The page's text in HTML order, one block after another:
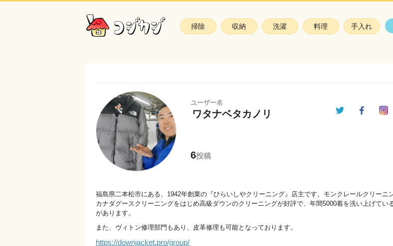
掃除 収納 洗濯 料理 手入れ
ユーザー名
ワタナベタカノリ
6投稿
福島県二本松市にある、1942年創業の『ひらいしやクリーニング』店主です。モンクレールクリーニン
カナダグースクリーニングをはじめ高級ダウンのクリーニングが好評で、年間5000着を洗い上げてい
があります。
また、ヴィトン修理部門もあり、皮革修理も可能となっております。
https://downjacket.pro/group/